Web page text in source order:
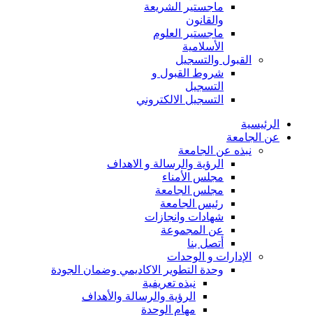
ماجستير الشريعة
والقانون
ماجستير العلوم
الأسلامية
القبول والتسجيل
شروط القبول و
التسجيل
التسجيل الالكتروني
الرئيسية
عن الجامعة
نبذه عن الجامعة
الرؤية والرسالة و الاهداف
مجلس الأمناء
مجلس الجامعة
رئيس الجامعة
شهادات وانجازات
عن المجموعة
أتصل بنا
الإدارات و الوحدات
وحدة التطوير الاكاديمي وضمان الجودة
نبذه تعريفية
الرؤية والرسالة والأهداف
مهام الوحدة